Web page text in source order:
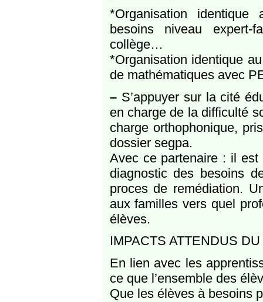
*Organisation identique
besoins niveau expert-
collège…
*Organisation identique
de mathématiques avec
–S’appuyer sur la cité
en charge de la difficulté
charge orthophonique,
dossier segpa.
Avec ce partenaire : il est
diagnostic des besoins
proces de remédiation.
aux familles vers quel
élèves.
IMPACTS ATTENDUS
En lien avec les
ce que l’ensemble des
Que les élèves à besoins